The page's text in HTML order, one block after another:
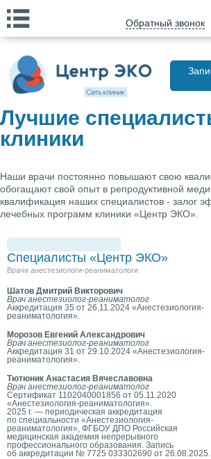
Обратный звонок
Лучшие
клиники
Наши врачи постоянно повышают свою
обогащают свой опыт в репродуктивной
квалификация наших специалистов - залог
лечебных программ клиники «Центр ЭКО».
Специалисты «Центр ЭКО»
Врачи анестезиологи-реаниматологи
Шатов Дмитрий Викторович
Врач анестезиолог-реаниматолог
Аккредитация 35 от 26.11.2024 «Анестезиология-
реаниматология».
Морозов Евгений Александрович
Врач анестезиолог-реаниматолог
Аккредитация 31 от 29.10.2024 «Анестезиология-
реаниматология».
Тютюник Анастасия Вячеславовна
Врач анестезиолог-реаниматолог
Сертификат 1102040001856 от 05.11.2020
«Анестезиология-реаниматология».
2025 г. — периодическая аккредитация
по специальности «Анестезиология-
реаниматология», ФГБОУ ДПО Российская
медицинская академия непрерывного
профессионального образования. Запись
об аккредитации № 7725 033302690 от 26.08.2025.